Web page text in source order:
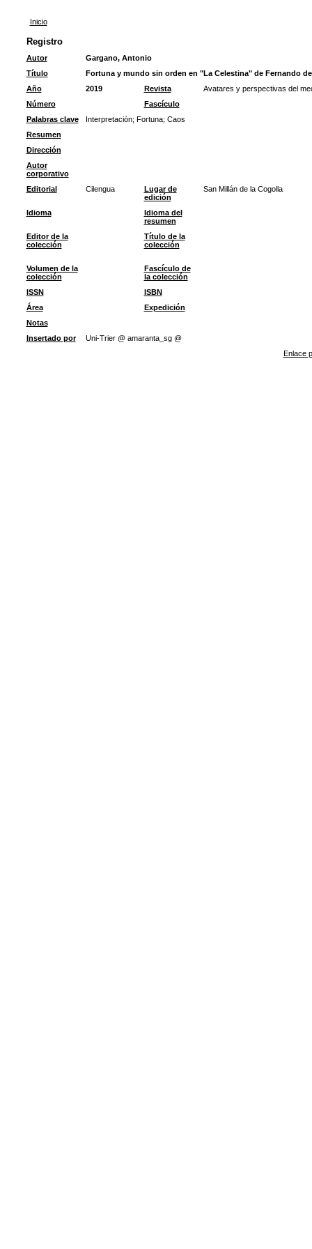
Inicio
Registro
Autor
Gargano, Antonio
Título
Fortuna y mundo sin orden en "La Celestina" de Fernando
Año
2019 Revista
Avatares y perspectivas del
Número
Fascículo
Palabras clave
Interpretación; Fortuna; Caos
Resumen
Dirección
Autor
corporativo
Editorial
Cilengua
Lugar de
edición
San Millán de la Cogolla
Idioma
Idioma del
resumen
Editor de la
colección
Título de la
colección
Volumen de la
colección
Fascículo de
la colección
ISSN
ISBN
Área
Expedición
Notas
Insertado por
Uni-Trier @ amaranta_sg @
Enlace